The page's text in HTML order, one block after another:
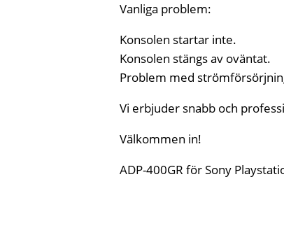
Vanliga problem:
Konsolen startar inte.
Konsolen stängs av oväntat.
Problem med
Vi erbjuder snabb och
Välkommen in!
ADP-400GR för Sony